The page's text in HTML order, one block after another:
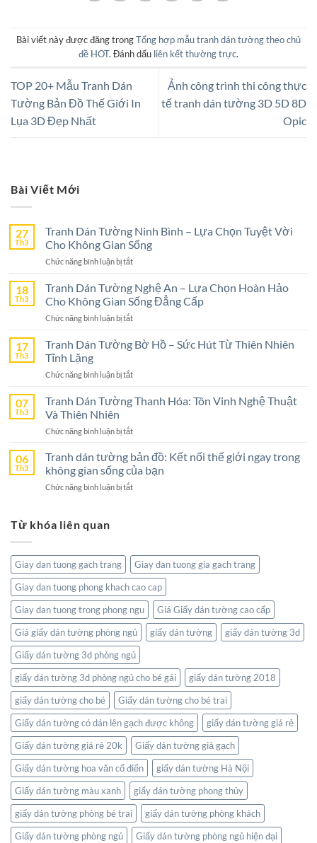
Bài viết này được đăng trongTổng hợp mẫu tranh dán tường theo chủ
đề HOT. Đánh dấu liên kết thường trực.
TOP 20+ Mẫu Tranh Dán
Tường Bản Đồ Thế Giới In
Lụa 3D Đẹp Nhất
Ảnh công trình thi công thực
tế tranh dán tường 3D 5D 8D
Opic
Bài Viết Mới
27
Th3
Tranh Dán Tường Ninh Bình – Lựa Chọn Tuyệt Vời
Cho Không Gian Sống
Chức năng bình luận bị tắtở
Dán
Tường
Ninh
Bình
Lựa
Không
Sống
18
Th3
Tranh Dán Tường Nghệ An – Lựa Chọn Hoàn Hảo
Cho Không Gian Sống Đẳng Cấp
Chức năng bình luận bị tắtở
Dán
An
Lựa
Không
Gian
Sống
17
Th3
Tranh Dán Tường Bờ Hồ – Sức Hút Từ Thiên Nhiên
Tĩnh Lặng
Chức năng bình luận bị tắtở
Dán
Tường
Hồ
Sức
Hút
07
Th3
Tranh Dán Tường Thanh Hóa: Tôn Vinh Nghệ Thuật
Và Thiên Nhiên
Chức năng bình luận bị tắtở
Dán
Tường
Hóa:
Thiên
Nhiên
06
Th3
Tranh dán tường bản đồ: Kết nối thế giới ngay trong
không gian sống của bạn
Chức năng bình luận bị tắtở
Kết
nối
giới
ngay
trong
không
gian
sống
của
bạn
Từ khóa liên quan
Giay dan tuong gach trang
Giay dan tuong gia gach trang
Giay dan tuong phong khach cao cap
Giay dan tuong trong phong ngu
Giá Giấy dán tường cao cấp
Giá giấy dán tường phòng ngủ
giấy dán tường
giấy dán tường 3d
Giấy dán tường 3d phòng ngủ
giấy dán tường 3d phòng ngủ cho bé gái
giấy dán tường 2018
giấy dán tường cho bé
Giấy dán tường cho bé trai
Giấy dán tường có dán lên gạch được không
giấy dán tường giá rẻ
Giấy dán tường giá rẻ 20k
Giấy dán tường giả gạch
Giấy dán tường hoa văn cổ điển
giấy dán tường Hà Nội
Giấy dán tường màu xanh
giấy dán tường phong thủy
giấy dán tường phòng bé trai
giấy dán tường phòng khách
Giấy dán tường phòng ngủ
Giấy dán tường phòng ngủ hiện đại